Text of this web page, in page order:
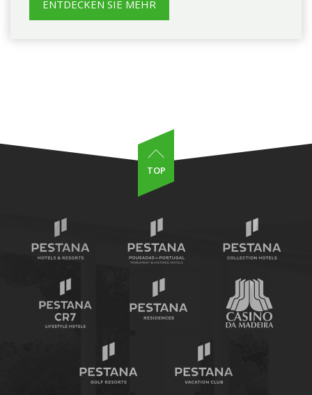
ENTDECKEN SIE MEHR
TOP